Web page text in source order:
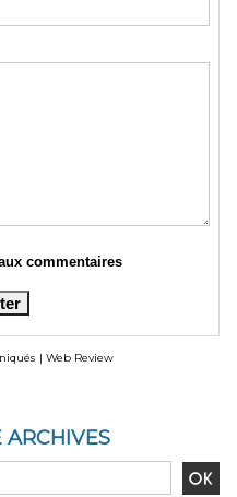
commentaires
| Web Review
ARCHIVES